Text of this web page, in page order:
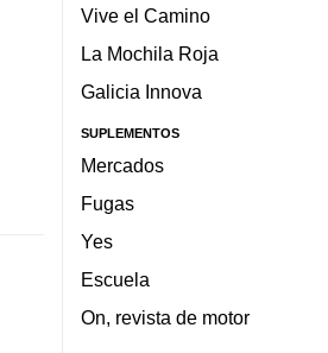
Vive el Camino
La Mochila Roja
Galicia Innova
SUPLEMENTOS
Mercados
Fugas
Yes
Escuela
On, revista de motor